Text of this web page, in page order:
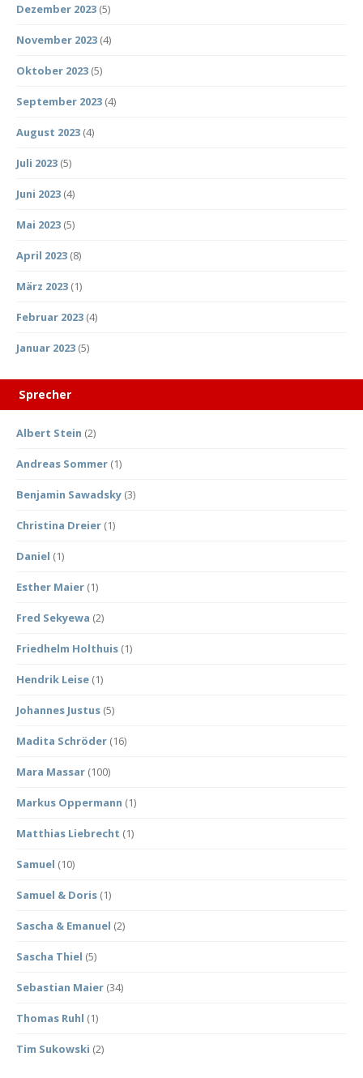
Dezember 2023 (5)
November 2023 (4)
Oktober 2023 (5)
September 2023 (4)
August 2023 (4)
Juli 2023 (5)
Juni 2023 (4)
Mai 2023 (5)
April 2023 (8)
März 2023 (1)
Februar 2023 (4)
Januar 2023 (5)
Sprecher
Albert Stein (2)
Andreas Sommer (1)
Benjamin Sawadsky (3)
Christina Dreier (1)
Daniel (1)
Esther Maier (1)
Fred Sekyewa (2)
Friedhelm Holthuis (1)
Hendrik Leise (1)
Johannes Justus (5)
Madita Schröder (16)
Mara Massar (100)
Markus Oppermann (1)
Matthias Liebrecht (1)
Samuel (10)
Samuel & Doris (1)
Sascha & Emanuel (2)
Sascha Thiel (5)
Sebastian Maier (34)
Thomas Ruhl (1)
Tim Sukowski (2)